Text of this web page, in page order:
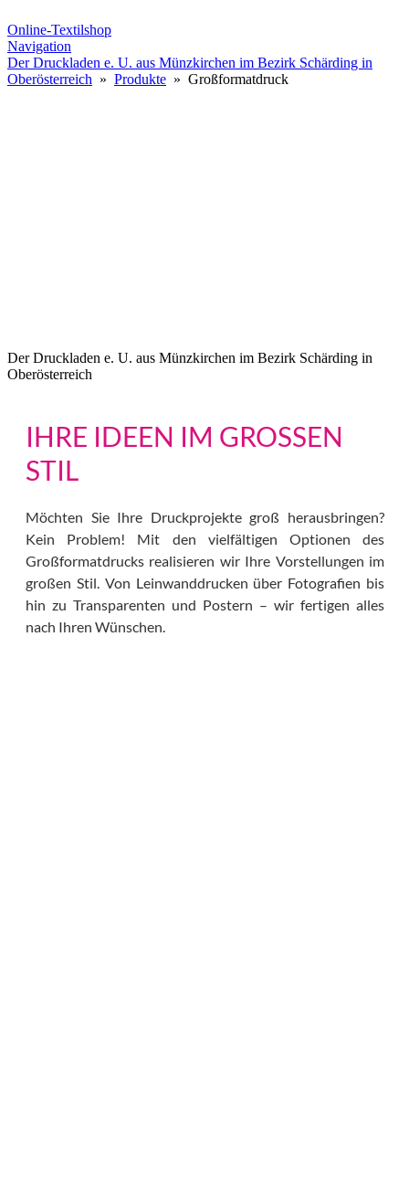
Online-Textilshop
Navigation
Der Druckladen e. U. aus Münzkirchen im Bezirk Schärding in
Oberösterreich » Produkte » Großformatdruck
Der Druckladen e. U. aus Münzkirchen im Bezirk Schärding in
Oberösterreich
IHRE IDEEN IM GROSSEN S
TIL
Möchten Sie Ihre Druckprojekte groß herausbringen?
Kein Problem! Mit den vielfältigen Optionen des
Großformatdrucks realisieren wir Ihre Vorstellungen im
großen Stil. Von Leinwanddrucken über Fotografien bis
hin zu Transparenten und Postern – wir fertigen alles
nach Ihren Wünschen.